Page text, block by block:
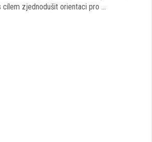
cílem zjednodušit orientaci pro …